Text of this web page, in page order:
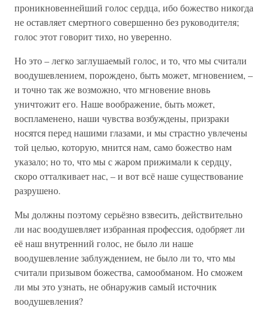
проникновеннейший голос сердца, ибо божество никогда
не оставляет смертного совершенно без руководителя;
голос этот говорит тихо, но уверенно.
Но это – легко заглушаемый голос, и то, что мы считали
воодушевлением, порождено, быть может, мгновением, –
и точно так же возможно, что мгновение вновь
уничтожит его. Наше воображение, быть может,
воспламенено, наши чувства возбуждены, призраки
носятся перед нашими глазами, и мы страстно увлечены
той целью, которую, мнится нам, само божество нам
указало; но то, что мы с жаром прижимали к сердцу,
скоро отталкивает нас, – и вот всё наше существование
разрушено.
Мы должны поэтому серьёзно взвесить, действительно
ли нас воодушевляет избранная профессия, одобряет ли
её наш внутренний голос, не было ли наше
воодушевление заблуждением, не было ли то, что мы
считали призывом божества, самообманом. Но сможем
ли мы это узнать, не обнаружив самый источник
воодушевления?